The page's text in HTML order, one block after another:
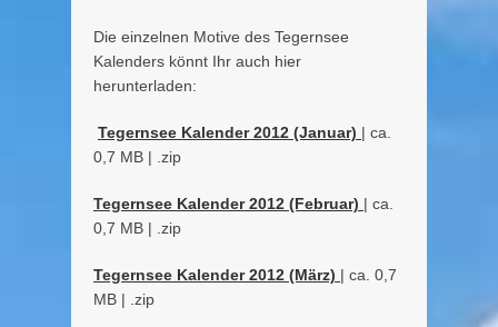
Die einzelnen Motive des Tegernsee
Kalenders könnt Ihr auch hier
herunterladen:
Tegernsee Kalender 2012 (Januar) | ca.
0,7 MB | .zip
Tegernsee Kalender 2012 (Februar) | ca.
0,7 MB | .zip
Tegernsee Kalender 2012 (März) | ca. 0,7
MB | .zip